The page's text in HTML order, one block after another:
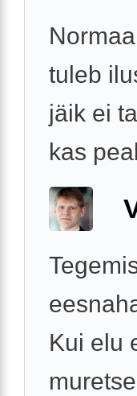
tuleb
jäik ei
kas
Kui elu